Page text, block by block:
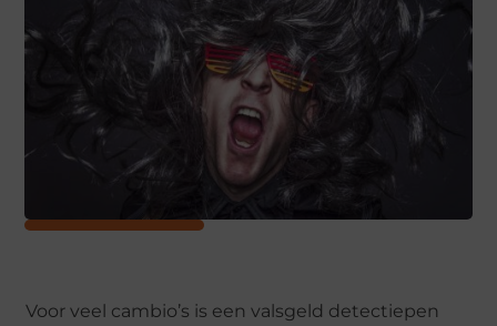
Voor veel cambio’s is een valsgeld detectiepen